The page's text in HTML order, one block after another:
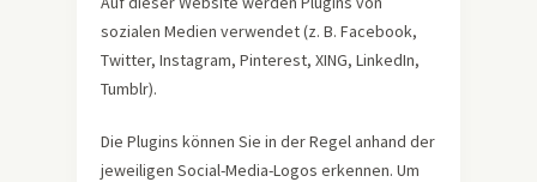
sozialen Medien verwendet (z. B. Facebook,
Twitter, Instagram, Pinterest, XING, LinkedIn,
Tumblr).
Die Plugins können Sie in der Regel anhand der
jeweiligen Social-Media-Logos erkennen. Um